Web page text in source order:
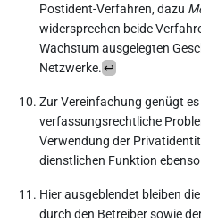
Postident-Verfahren, dazu
widersprechen beide
Wachstum ausgelegten
Netzwerke.↩︎
Zur Vereinfachung genügt
verfassungsrechtliche
Verwendung der
dienstlichen Funktion
Hier ausgeblendet bleiben
durch den Betreiber sowie